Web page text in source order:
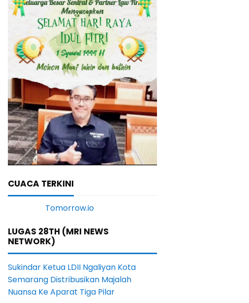
CUACA TERKINI
LUGAS 28TH (MRI NEWS
NETWORK)
Sukindar Ketua LDII Ngaliyan Kota
Semarang Distribusikan Majalah
Nuansa Ke Aparat Tiga Pilar